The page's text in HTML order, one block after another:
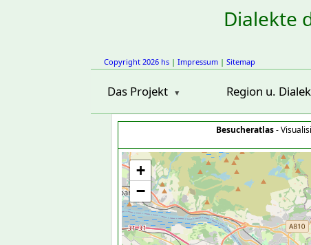
Dialekte
Copyright 2026 hs | Impressum | Sitemap
Das Projekt Region u.
Besucheratlas-
+
−